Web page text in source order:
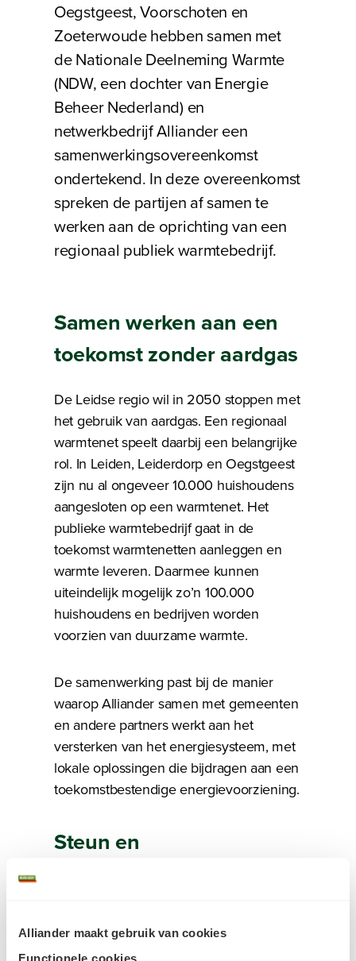
Alliander maakt gebruik van cookies
Functionele cookies
Oegstgeest, Voorschoten en
Zoeterwoude hebben samen met
de Nationale Deelneming Warmte
(NDW, een dochter van Energie
Beheer Nederland) en
netwerkbedrijf Alliander een
samenwerkingsovereenkomst
ondertekend. In deze overeenkomst
spreken de partijen af samen te
werken aan de oprichting van een
regionaal publiek warmtebedrijf.
Samen werken aan een
toekomst zonder aardgas
De Leidse regio wil in 2050 stoppen met
het gebruik van aardgas. Een regionaal
warmtenet speelt daarbij een belangrijke
rol. In Leiden, Leiderdorp en Oegstgeest
zijn nu al ongeveer 10.000 huishoudens
aangesloten op een warmtenet. Het
publieke warmtebedrijf gaat in de
toekomst warmtenetten aanleggen en
warmte leveren. Daarmee kunnen
uiteindelijk mogelijk zo’n 100.000
huishoudens en bedrijven worden
voorzien van duurzame warmte.
De samenwerking past bij de manier
waarop Alliander samen met gemeenten
en andere partners werkt aan het
versterken van het energiesysteem, met
lokale oplossingen die bijdragen aan een
toekomstbestendige energievoorziening.
Steun en
gemeenteraden, NDW en Alliander